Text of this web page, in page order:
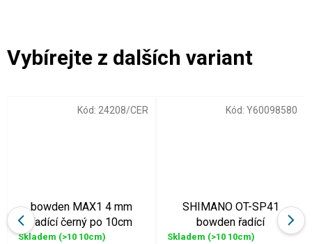
bowden MAX1 4 mm
řadící černý po 10cm
Skladem (>10 10cm)
Kód: 24208/CER
SHIMANO OT-SP41
bowden řadící
Skladem (>10 10cm)
Kód: Y60098580